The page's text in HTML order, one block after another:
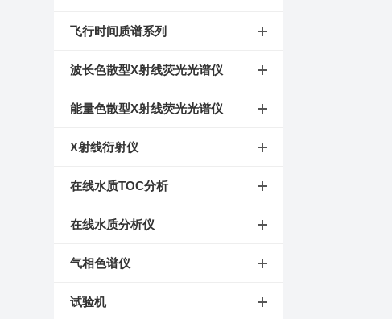
飞行时间质谱系列
波长色散型X射线荧光光谱仪
能量色散型X射线荧光光谱仪
X射线衍射仪
在线水质TOC分析
在线水质分析仪
气相色谱仪
试验机